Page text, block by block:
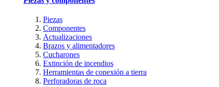
Piezas
Componentes
Actualizaciones
Brazos y alimentadores
Cucharones
Extinción de incendios
Herramientas de conexión a tierra
Perforadoras de roca